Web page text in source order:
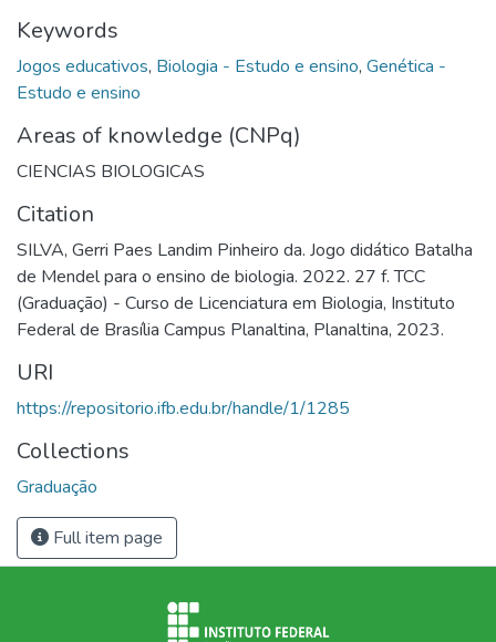
Keywords
Jogos educativos, Biologia - Estudo e ensino, Genética -
Estudo e ensino
Areas of knowledge (CNPq)
CIENCIAS BIOLOGICAS
Citation
SILVA, Gerri Paes Landim Pinheiro da. Jogo didático Batalha
de Mendel para o ensino de biologia. 2022. 27 f. TCC
(Graduação) - Curso de Licenciatura em Biologia, Instituto
Federal de Brasília Campus Planaltina, Planaltina, 2023.
URI
https://repositorio.ifb.edu.br/handle/1/1285
Collections
Graduação
Full item page